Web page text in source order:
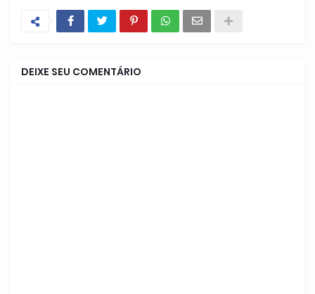
DEIXE SEU COMENTÁRIO